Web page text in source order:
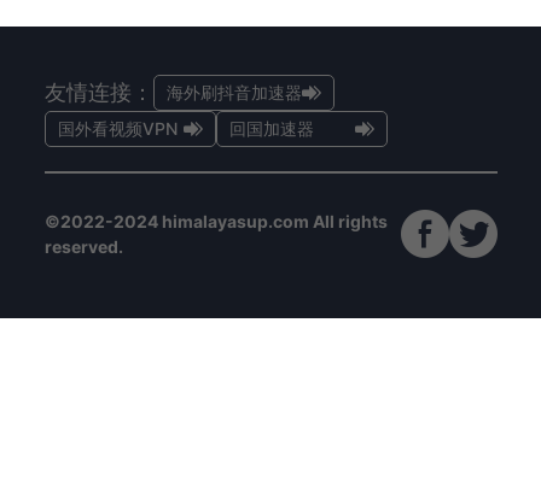
友情连接：
海外刷抖音加速器
国外看视频VPN
回国加速器
©2022-2024 himalayasup.com All rights
reserved.